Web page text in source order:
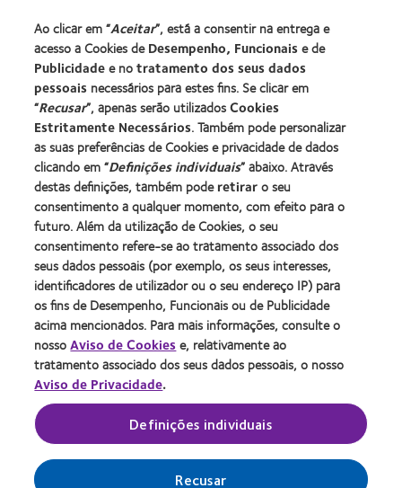
Procurar um centro
Lentes de contacto e a visão
Novo utilizador
Utilizador experiente
Blog
Sobre a CooperVision
Carreiras na CooperVision
Centro de Notícias
Contacte-nos
Legal
Política de privacidade
Aviso de cookies
Termos de serviço
Gerir preferências de cookies
Ao clicar em “Aceitar”, está a consentir na entrega e
acesso a Cookies deDesempenho, Funcionaise de
Publicidadee notratamento dos seus dados
pessoais necessários para estes fins. Se clicar em
“Recusar”, apenas serão utilizadosCookies
Estritamente Necessários. Também pode personalizar
as suas preferências de Cookies e privacidade de dados
clicando em “Definições individuais” abaixo. Através
destas definições, também poderetiraro seu
consentimento a qualquer momento, com efeito para o
futuro. Além da utilização de Cookies, o seu
consentimento refere-se ao tratamento associado dos
seus dados pessoais (por exemplo, os seus interesses,
identificadores de utilizador ou o seu endereço IP) para
os fins de Desempenho, Funcionais ou de Publicidade
acima mencionados. Para mais informações, consulte o
nossoAviso de Cookiese, relativamente ao
tratamento associado dos seus dados pessoais, o nosso
Aviso de Privacidade.
Definições individuais
Recusar